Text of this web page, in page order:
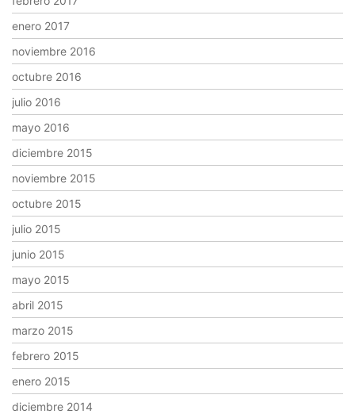
enero 2017
noviembre 2016
octubre 2016
julio 2016
mayo 2016
diciembre 2015
noviembre 2015
octubre 2015
julio 2015
junio 2015
mayo 2015
abril 2015
marzo 2015
febrero 2015
enero 2015
diciembre 2014